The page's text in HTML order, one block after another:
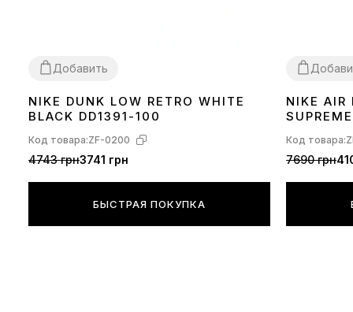
Добавить
3637 383940 4142 43 4445
NIKE DUNK LOW RETRO WHITE
BLACK DD1391-100
Код товара:ZF-0200
4743 грн3741 грн
БЫСТРАЯ ПОКУПКА
3637 38 39
NIKE AIR
100
Код товара:
7690 грн